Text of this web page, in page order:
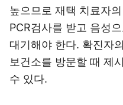
높으므로 재택 치료자
PCR검사를 받고 음성
대기해야 한다. 확진자
보건소를 방문할 때 제
수 있다.